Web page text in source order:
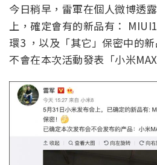
今日稍早，雷軍在個人微博透
上，確定會有的新品有：
環3 ，以及「其它」保密中的
不會在本次活動發表「小米